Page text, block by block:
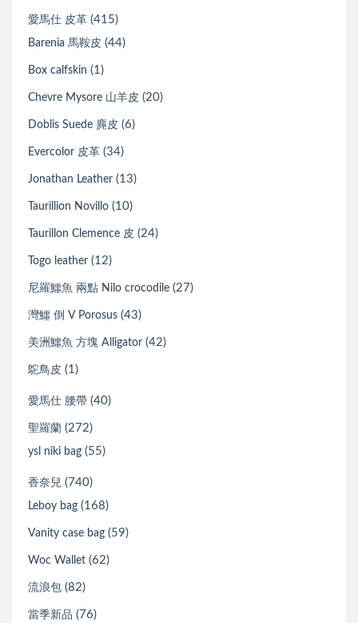
愛馬仕 皮革 (415)
Barenia 馬鞍皮 (44)
Box calfskin (1)
Chevre Mysore 山羊皮 (20)
Doblis Suede 麂皮 (6)
Evercolor 皮革 (34)
Jonathan Leather (13)
Taurillion Novillo (10)
Taurillon Clemence 皮 (24)
Togo leather (12)
尼羅鱷魚 兩點 Nilo crocodile (27)
灣鱷 倒 V Porosus (43)
美洲鱷魚 方塊 Alligator (42)
鴕鳥皮 (1)
愛馬仕 腰帶 (40)
聖羅蘭 (272)
ysl niki bag (55)
香奈兒 (740)
Leboy bag (168)
Vanity case bag (59)
Woc Wallet (62)
流浪包 (82)
當季新品 (76)